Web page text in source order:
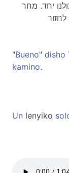
יחד. מחר
"Bueno" disho
kamino.
Un lenyiko